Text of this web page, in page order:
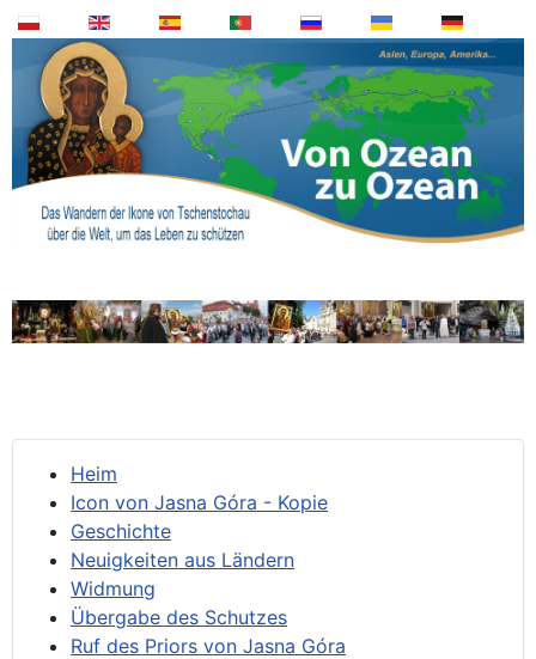
Heim
Icon von Jasna Góra - Kopie
Geschichte
Neuigkeiten aus Ländern
Widmung
Übergabe des Schutzes
Ruf des Priors von Jasna Góra